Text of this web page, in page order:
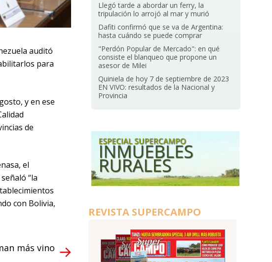
auditó
para
y en ese
de
el
“la
con Bolivia,
más vino
Llegó tarde a abordar un ferry, la
tripulación lo arrojó al mar y murió
Dafiti confirmó que se va de Argentina:
hasta cuándo se puede comprar
"Perdón Popular de Mercado": en qué
consiste el blanqueo que propone un
asesor de Milei
Quiniela de hoy 7 de septiembre de 2023
EN VIVO: resultados de la Nacional y
Provincia
REVISTA SUPERCAMPO